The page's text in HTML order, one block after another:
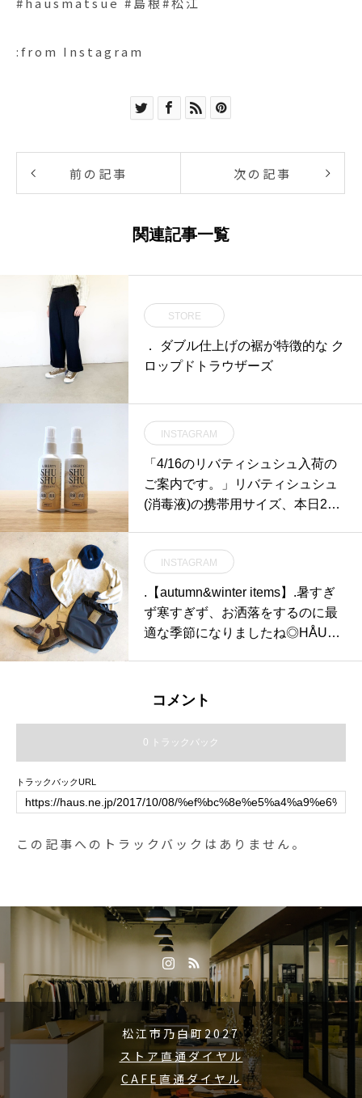
:from Instagram
前の記事 次の記事
関連記事一覧
STORE
． ダブル仕上げの裾が特徴的な ク
ロップドトラウザーズ
INSTAGRAM
「4/16のリバティシュシュ入荷の
ご案内です。」リバティシュシュ
(消毒液)の携帯用サイズ、本日20
させていただいております。.○お
一人様2本のご購入とさせていた
だいております。○店頭での販売
のみとさせていただいておりま
け付け致しかねます。ご了承くだ
入荷が困難になりお客様にはご迷
惑をおかけしております。申し訳
ございませんがご了承くださいま
e #hausmatsue #松江カフェ #島根
#島根 #山陰
INSTAGRAM
.【autumn&winter items】.暑すぎ
ず寒すぎず、お洒落をするのに最
適な季節になりましたね◎HÅUS
ブランドからコアなブランドま
or#アウトドア#haus #haus_matsu
e #hausmatsue #松江カフェ #島根
コメント
0 トラックバック
トラックバックURL
この記事へのトラックバックはありません。
松江市乃白町2027
ストア直通ダイヤル
CAFE直通ダイヤル